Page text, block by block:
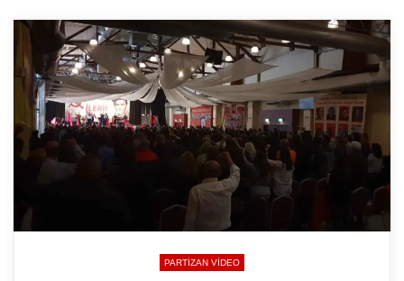
PARTIZAN VIDEO